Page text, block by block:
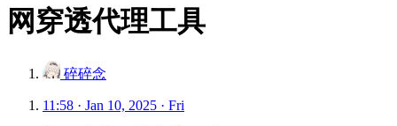
网穿透代理工具
碎碎念
11:58 · Jan 10, 2025 · Fri